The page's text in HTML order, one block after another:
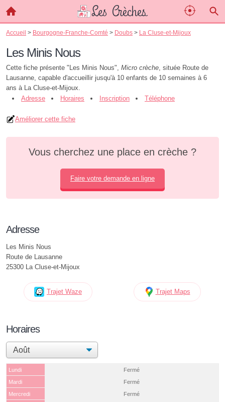
Accueil > Bourgogne-Franche-Comté > Doubs > La Cluse-et-Mijoux
Les Minis Nous
Cette fiche présente "Les Minis Nous", Micro crèche, située Route de
Lausanne, capable d'accueillir jusqu'à 10 enfants de 10 semaines à 6
ans à La Cluse-et-Mijoux.
Adresse
Horaires Inscription Téléphone
Améliorer cette fiche
Vous cherchez une place en crèche ?
Faire votre demande en ligne
Adresse
Les Minis Nous
Route de Lausanne
25300 La Cluse-et-Mijoux
Trajet Waze Trajet Maps
Horaires
Lundi
Fermé
Mardi
Fermé
Mercredi
Fermé